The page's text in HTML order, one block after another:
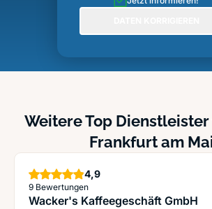
Weitere Top
Frankfurt am
4,9Sterne
9 Bewertungen
Wacker's Kaffeegeschäft GmbH